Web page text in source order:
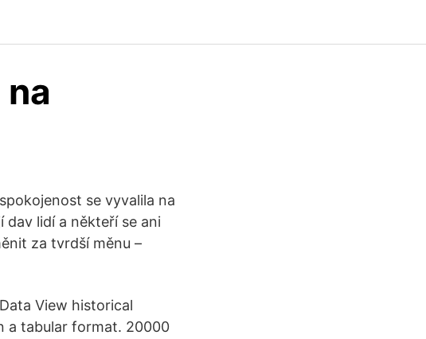
se vyvalila na
lidí a někteří se ani
za tvrdší měnu –
View historical
a tabular format. 20000